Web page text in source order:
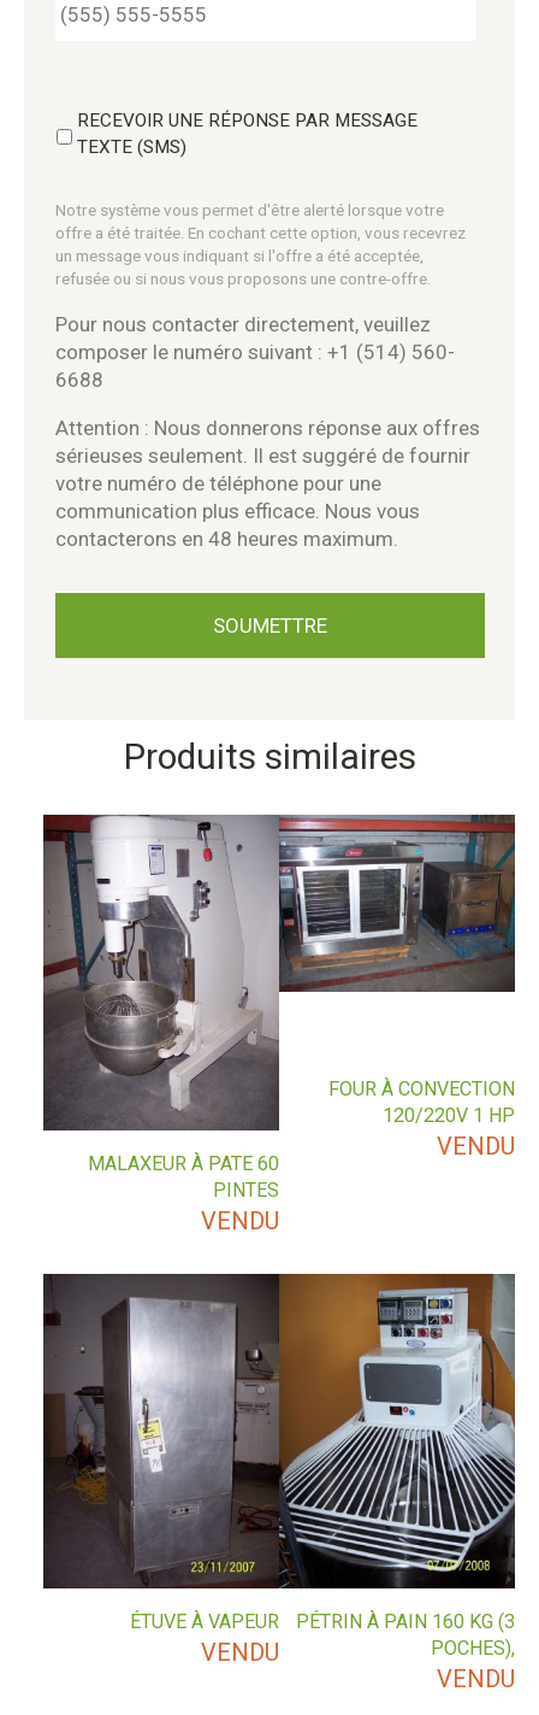
RECEVOIR UNE RÉPONSE PAR MESSAGE
TEXTE (SMS)
Notre système vous permet d'être alerté lorsque votre
offre a été traitée. En cochant cette option, vous recevrez
un message vous indiquant si l'offre a été acceptée,
refusée ou si nous vous proposons une contre-offre.
Pour nous contacter directement, veuillez
composer le numéro suivant : +1 (514) 560-
6688
Attention : Nous donnerons réponse aux offres
sérieuses seulement. Il est suggéré de fournir
votre numéro de téléphone pour une
communication plus efficace. Nous vous
contacterons en 48 heures maximum.
Produits similaires
FOUR À CONVECTION
120/220V 1 HP
VENDU
MALAXEUR À PATE 60
PINTES
VENDU
PÉTRIN À PAIN 160 KG (3
POCHES),
VENDU
ÉTUVE À VAPEUR
VENDU